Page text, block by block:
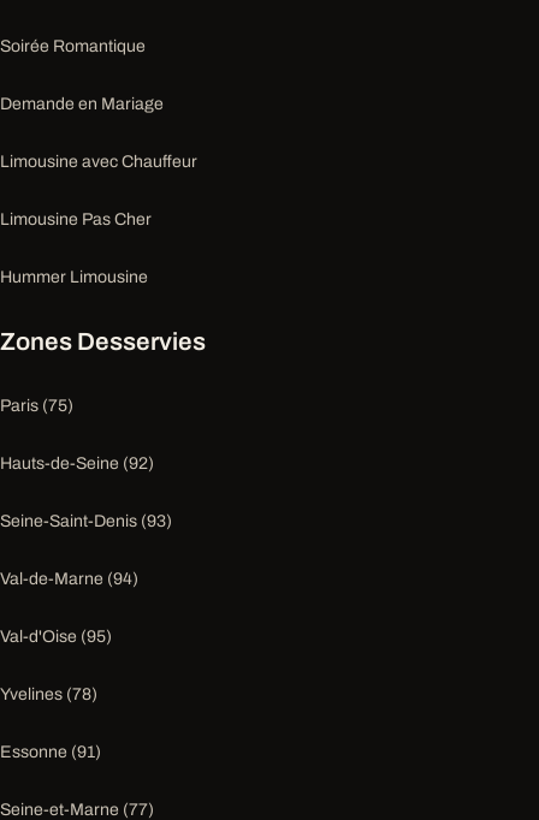
Soirée Romantique
Demande en Mariage
Limousine avec Chauffeur
Limousine Pas Cher
Hummer Limousine
Zones Desservies
Paris (75)
Hauts-de-Seine (92)
Seine-Saint-Denis (93)
Val-de-Marne (94)
Val-d'Oise (95)
Yvelines (78)
Essonne (91)
Seine-et-Marne (77)